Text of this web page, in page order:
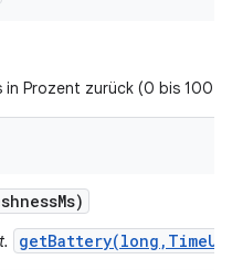
Prozent zurück (0 bis 100
Ms)